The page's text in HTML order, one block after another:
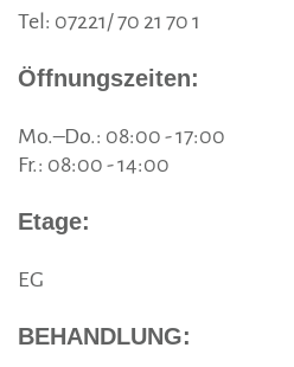
Tel: 07221/ 70 21 70 1
Öffnungszeiten:
Mo.–Do.: 08:00 - 17:00
Fr.: 08:00 - 14:00
Etage:
EG
BEHANDLUNG: